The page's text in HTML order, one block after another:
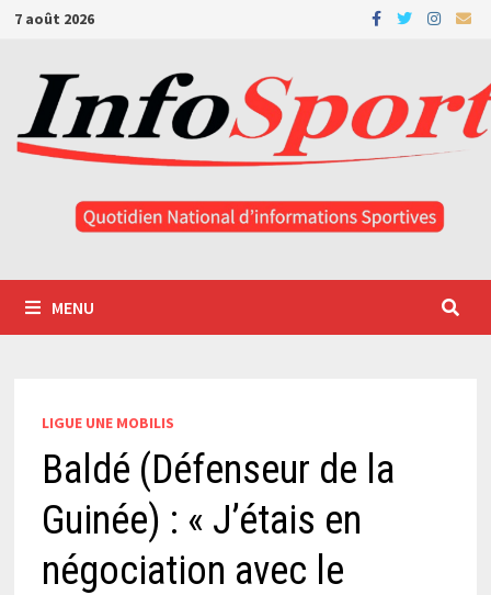
Passer
contenu
7 août 2026
MENU
LIGUE UNE MOBILIS
Baldé (Défenseur de la
Guinée) : « J’étais en
négociation avec le